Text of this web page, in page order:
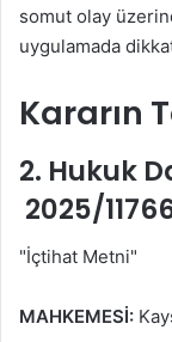
somut olay
uygulamada
Kararın
2. Hukuk
2025/
"İçtihat Metni"
MAHKEMESİ: